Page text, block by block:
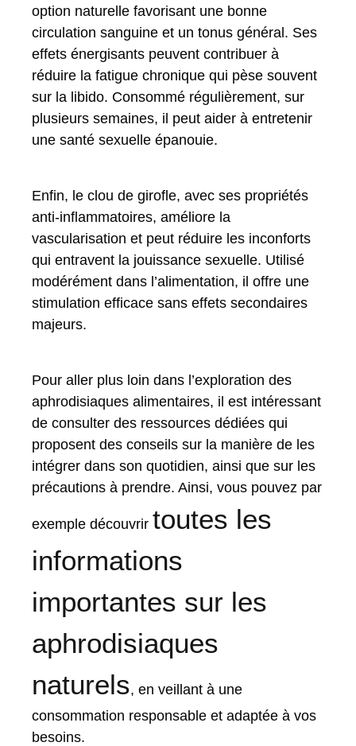
option naturelle favorisant une bonne
circulation sanguine et un tonus général. Ses
effets énergisants peuvent contribuer à
réduire la fatigue chronique qui pèse souvent
sur la libido. Consommé régulièrement, sur
plusieurs semaines, il peut aider à entretenir
une santé sexuelle épanouie.
Enfin, le clou de girofle, avec ses propriétés
anti-inflammatoires, améliore la
vascularisation et peut réduire les inconforts
qui entravent la jouissance sexuelle. Utilisé
modérément dans l’alimentation, il offre une
stimulation efficace sans effets secondaires
majeurs.
Pour aller plus loin dans l’exploration des
aphrodisiaques alimentaires, il est intéressant
de consulter des ressources dédiées qui
proposent des conseils sur la manière de les
intégrer dans son quotidien, ainsi que sur les
précautions à prendre. Ainsi, vous pouvez par
exemple découvrir toutes les
informations
importantes sur les
aphrodisiaques
naturels, en veillant à une
consommation responsable et adaptée à vos
besoins.